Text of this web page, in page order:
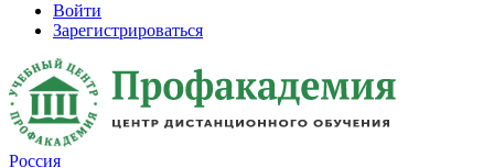
Войти
Зарегистрироваться
Россия